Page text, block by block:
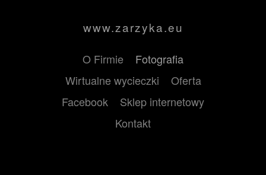
www.zarzyka.eu
O Firmie
Fotografia
Wirtualne wycieczki
Oferta
Facebook
Sklep internetowy
Kontakt